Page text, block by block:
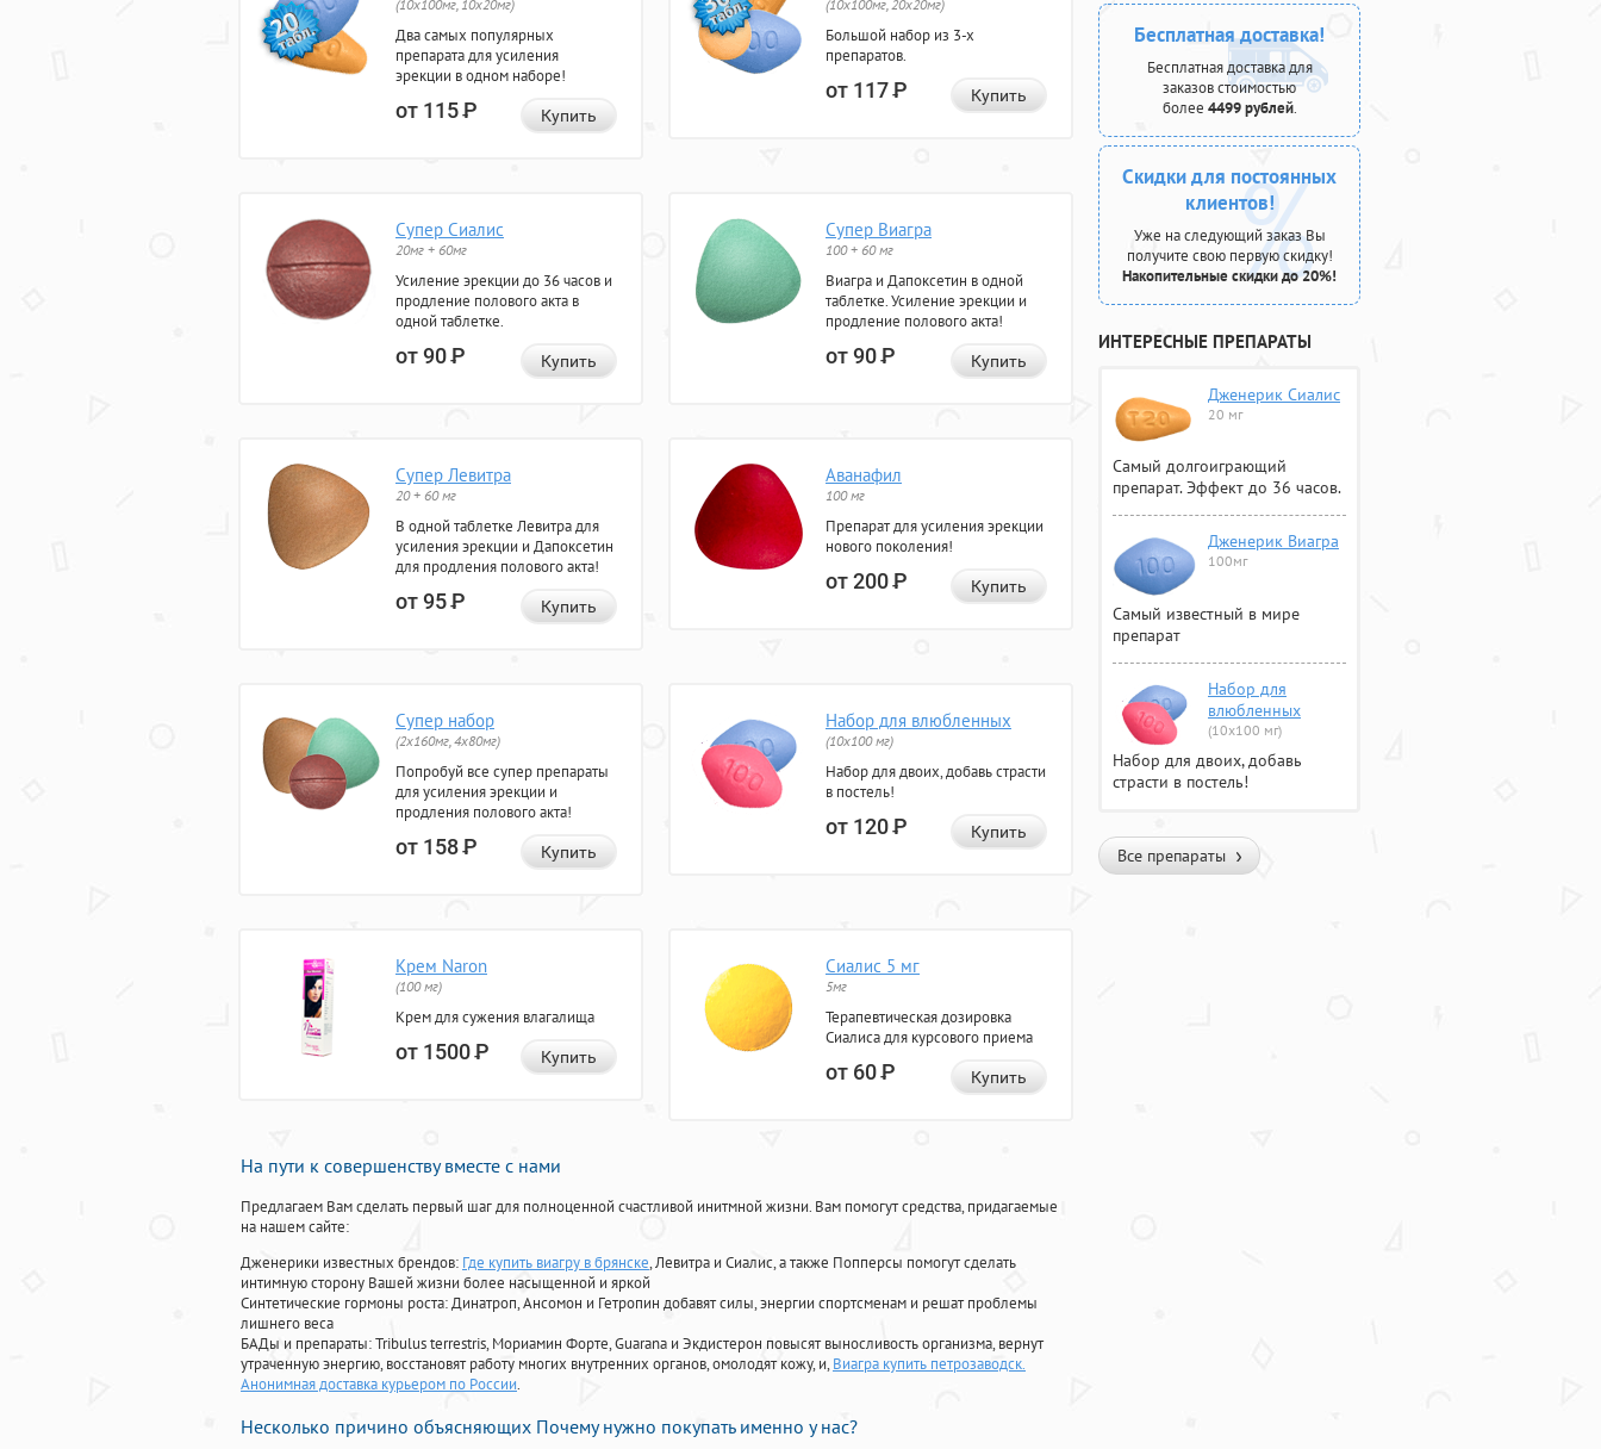
(10x100мг, 10x20мг)
Два самых популярных
препарата для усиления
эрекции в одном наборе!
от 115Р Купить
(10x100мг, 20x20мг)
Большой набор из 3-х
препаратов.
от 117Р Купить
Супер Сиалис
20мг + 60мг
Усиление эрекции до 36 часов и
продление полового акта в
одной таблетке.
от 90Р Купить
Супер Виагра
100 + 60 мг
Виагра и Дапоксетин в одной
таблетке. Усиление эрекции и
продление полового акта!
от 90Р Купить
Супер Левитра
20 + 60 мг
В одной таблетке Левитра для
усиления эрекции и Дапоксетин
для продления полового акта!
от 95Р Купить
Аванафил
100 мг
Препарат для усиления эрекции
нового поколения!
от 200Р Купить
Супер набор
(2х160мг, 4х80мг)
Попробуй все супер препараты
для усиления эрекции и
продления полового акта!
от 158Р Купить
Набор для влюбленных
(10х100 мг)
Набор для двоих, добавь страсти
в постель!
от 120Р Купить
Крем Naron
(100 мг)
Крем для сужения влагалища
от 1500Р Купить
Сиалис 5 мг
5мг
Терапевтическая дозировка
Сиалиса для курсового приема
от 60Р Купить
На пути к совершенству вместе с нами
Предлагаем Вам сделать первый шаг для полноценной счастливой инитмной жизни. Вам помогут средства, придагаемые
на нашем сайте:
Дженерики известных брендов: Где купить виагру в брянске, Левитра и Сиалис, а также Попперсы помогут сделать
интимную сторону Вашей жизни более насыщенной и яркой
Синтетические гормоны роста: Динатроп, Ансомон и Гетропин добавят силы, энергии спортсменам и решат проблемы
лишнего веса
БАДы и препараты:Tribulus terrestris, Мориамин Форте, Guarana и Экдистерон повысят выносливость организма, вернут
утраченную энергию, восстановят работу многих внутренних органов, омолодят кожу, и, Виагра купить петрозаводск.
Анонимная доставка курьером по России.
Несколько причино объясняющих Почему нужно покупать именно у нас?
Бесплатная доставка!
Бесплатная доставка для
заказов стоимостью
более 4499 рублей.
Скидки для постоянных
клиентов!
Уже на следующий заказ Вы
получите свою первую скидку!
Накопительные скидки до 20%!
ИНТЕРЕСНЫЕ ПРЕПАРАТЫ
Дженерик Сиалис
20 мг
Самый долгоиграющий
препарат. Эффект до 36 часов.
Дженерик Виагра
100мг
Самый известный в мире
препарат
Набор для
влюбленных
(10х100 мг)
Набор для двоих, добавь
страсти в постель!
Все препараты